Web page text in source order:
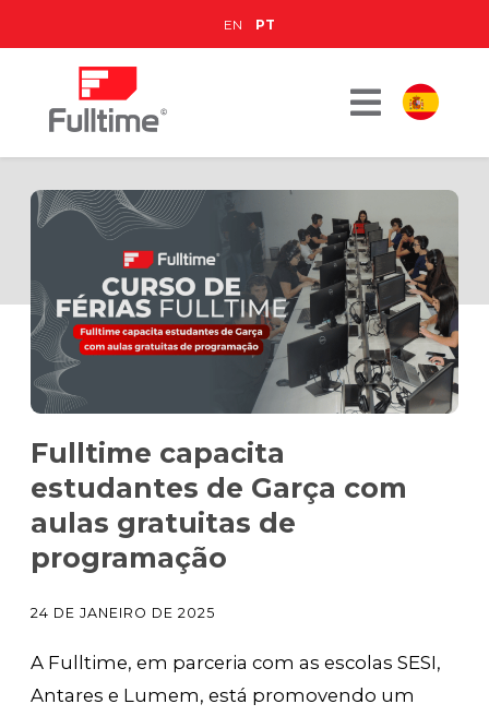
EN PT
Fulltime capacita
estudantes de Garça com
aulas gratuitas de
programação
24 DE JANEIRO DE 2025
A Fulltime, em parceria com as escolas SESI,
Antares e Lumem, está promovendo um